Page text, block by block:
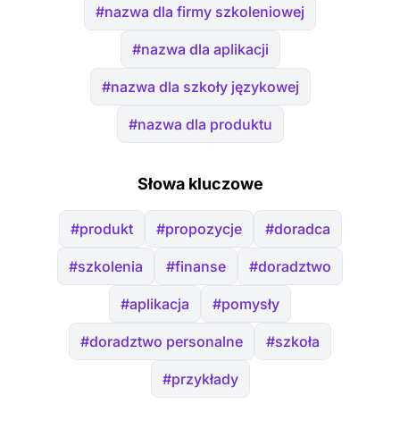
#nazwa dla firmy szkoleniowej
#nazwa dla aplikacji
#nazwa dla szkoły językowej
#nazwa dla produktu
Słowa kluczowe
#produkt #propozycje #doradca
#szkolenia #finanse #doradztwo
#aplikacja #pomysły
#doradztwo personalne #szkoła
#przykłady